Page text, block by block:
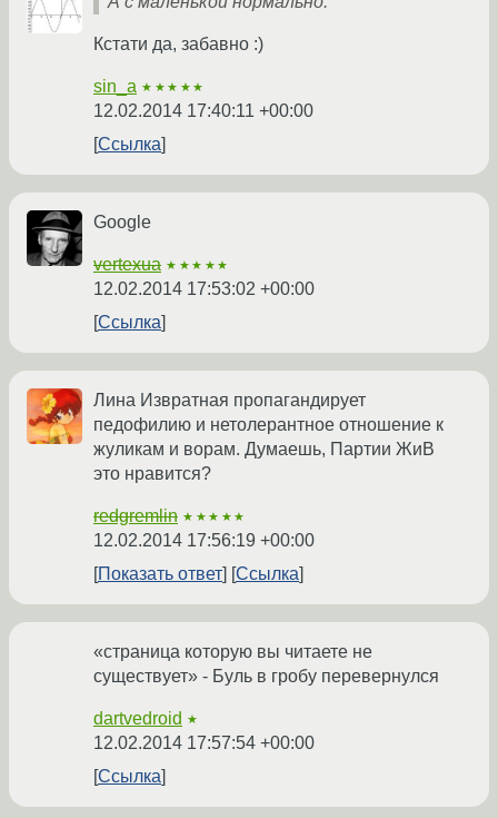
Кстати да, забавно :)
sin_a ★★★★★
12.02.2014 17:40:11 +00:00
Ссылка
Google
vertexua ★★★★★
12.02.2014 17:53:02 +00:00
Ссылка
Лина Извратная пропагандирует
педофилию и нетолерантное отношение к
жуликам и ворам. Думаешь, Партии ЖиВ
это нравится?
redgremlin ★★★★★
12.02.2014 17:56:19 +00:00
Показать ответ
Ссылка
«страница которую вы читаете не
существует» - Буль в гробу перевернулся
dartvedroid ★
12.02.2014 17:57:54 +00:00
Ссылка